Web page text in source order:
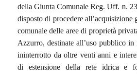
della Giunta Comunale Reg. Uff. n.
disposto di procedere all’acquisizione
comunale delle aree di proprietà
Azzurro, destinate all’uso pubblico
ininterrotto da oltre venti anni e
di estensione della rete idrica e